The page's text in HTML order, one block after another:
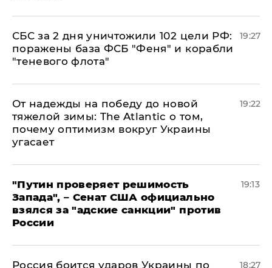
СБС за 2 дня уничтожили 102 цели РФ:
поражены база ФСБ "Феня" и корабли
"теневого флота"
19:27
От надежды на победу до новой
тяжелой зимы: The Atlantic о том,
почему оптимизм вокруг Украины
угасает
19:22
"Путин проверяет решимость
Запада", – Сенат США официально
взялся за "адские санкции" против
России
19:13
Россия боится ударов Украины по 18:27